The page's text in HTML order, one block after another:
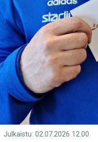
Julkaistu: 02.07.2026 12.00